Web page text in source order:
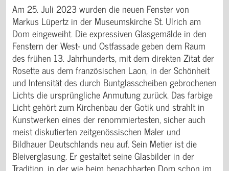
Am 25. Juli 2023 wurden die neuen Fenster von
Markus Lüpertz in der Museumskirche St. Ulrich am
Dom eingeweiht. Die expressiven Glasgemälde in den
Fenstern der West- und Ostfassade geben dem Raum
des frühen 13. Jahrhunderts, mit dem direkten Zitat der
Rosette aus dem französischen Laon, in der Schönheit
und Intensität des durch Buntglasscheiben gebrochenen
Lichts die ursprüngliche Anmutung zurück. Das farbige
Licht gehört zum Kirchenbau der Gotik und strahlt in
Kunstwerken eines der renommiertesten, sicher auch
meist diskutierten zeitgenössischen Maler und
Bildhauer Deutschlands neu auf. Sein Metier ist die
Bleiverglasung. Er gestaltet seine Glasbilder in der
Tradition, in der wie beim benachbarten Dom schon im